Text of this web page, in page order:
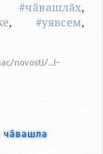
#чӑвашлӑх,
, #уявсем,
novosti/...l-
чӑвашла